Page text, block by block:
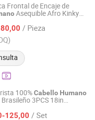
Frontal de Encaje de
Asequible Afro Kinky
/ Pieza
2016
100%Cabello Humano
3PCS 18in
para una Cabeza
125,00 / Set